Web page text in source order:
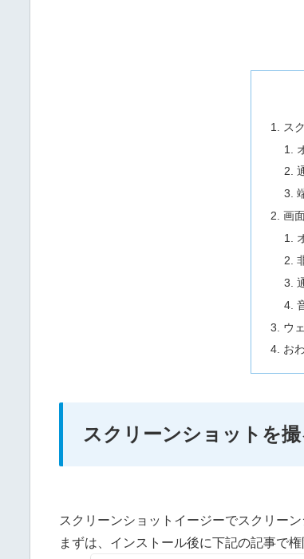
ス
画
ウ
お
スクリーンショットを撮
スクリーンショットイージーでスクリーン
まずは、インストール後に下記の記事で